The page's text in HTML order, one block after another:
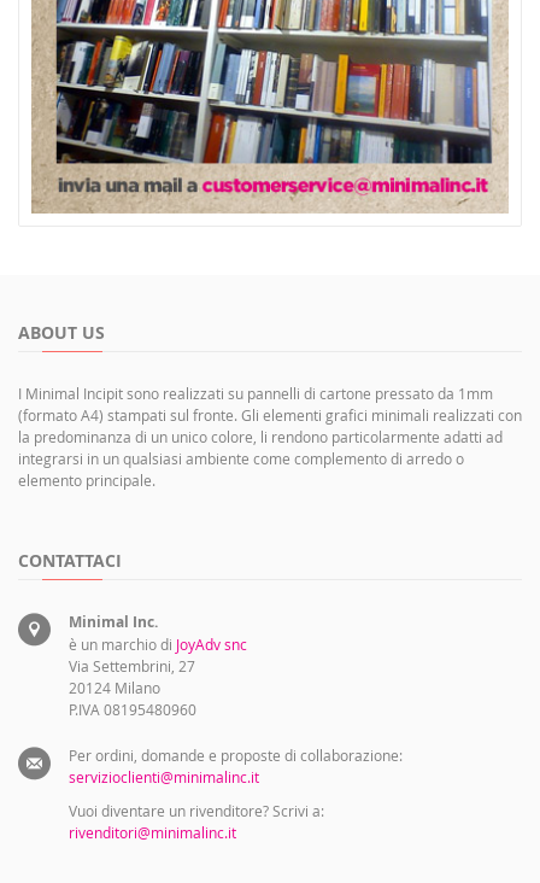
ABOUT US
I Minimal Incipit sono realizzati su pannelli di cartone pressato da 1mm
(formato A4) stampati sul fronte. Gli elementi grafici minimali realizzati con
la predominanza di un unico colore, li rendono particolarmente adatti ad
integrarsi in un qualsiasi ambiente come complemento di arredo o
elemento principale.
CONTATTACI
Minimal Inc.
è un marchio di JoyAdv snc
Via Settembrini, 27
20124 Milano
P.IVA 08195480960
Per ordini, domande e proposte di collaborazione:
servizioclienti@minimalinc.it
Vuoi diventare un rivenditore? Scrivi a:
rivenditori@minimalinc.it